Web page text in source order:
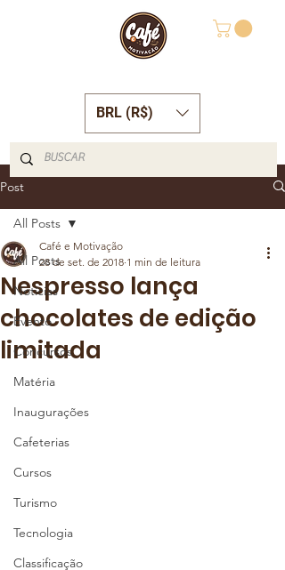
BRL (R$)
Post
All Posts
Notícias
Evento
Concursos
Matéria
Inaugurações
Cafeterias
Cursos
Turismo
Tecnologia
Classificação
All Posts
Nespresso lança
chocolates de edição
limitada
Café e Motivação
28 de set. de 2018 1 min de leitura